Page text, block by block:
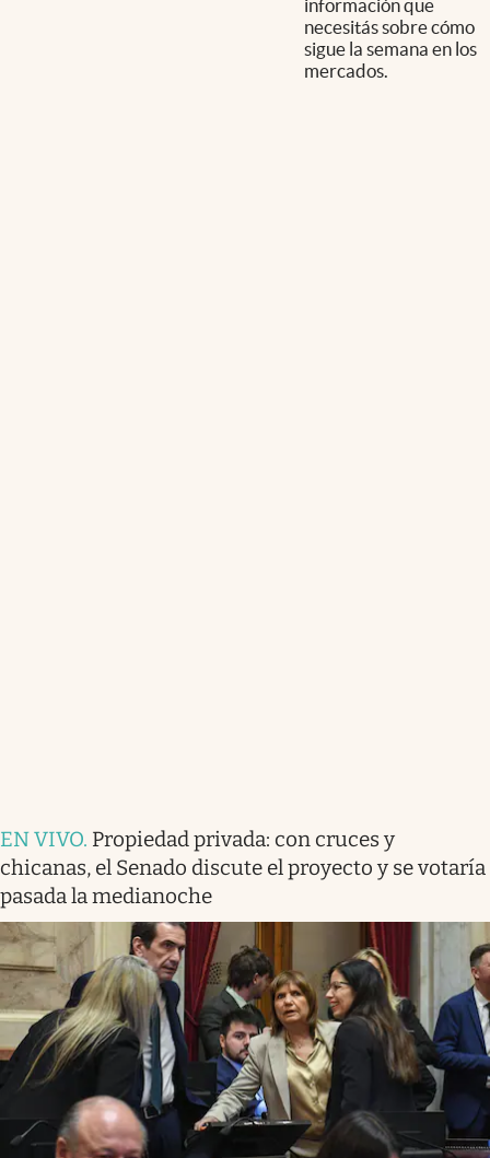
información que
necesitás sobre cómo
sigue la semana en los
mercados.
EN VIVO. Propiedad privada: con cruces y
chicanas, el Senado discute el proyecto y se votaría
pasada la medianoche